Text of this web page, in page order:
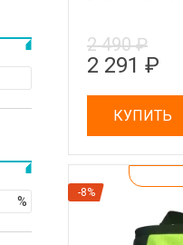
2 490 ₽
2 291 ₽
КУПИТЬ
-8%